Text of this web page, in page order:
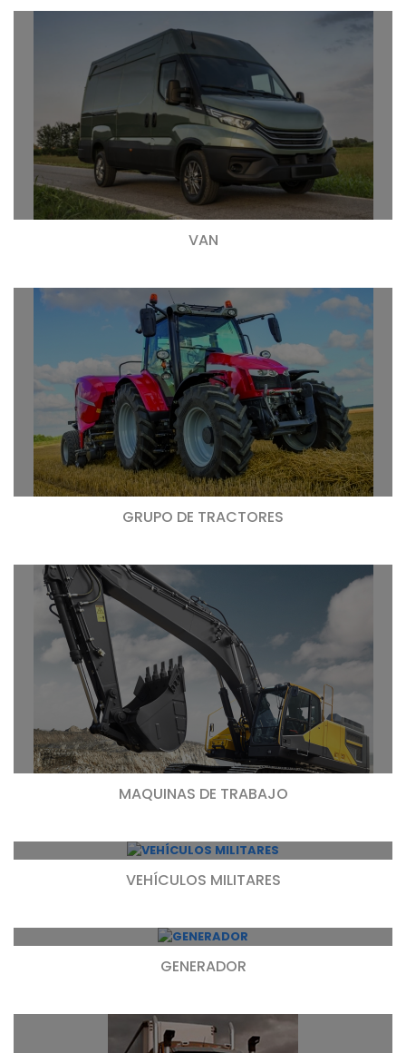
VAN
GRUPO DE TRACTORES
MAQUINAS DE TRABAJO
VEHÍCULOS MILITARES
GENERADOR